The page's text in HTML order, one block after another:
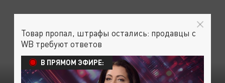
Товар пропал, штрафы остались: продавцы с
WB требуют ответов
В ПРЯМОМ ЭФИРЕ: